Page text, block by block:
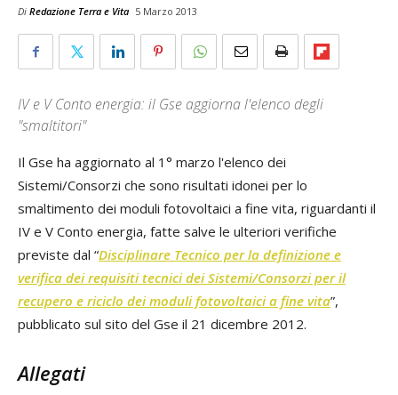
Di Redazione Terra e Vita 5 Marzo 2013
IV e V Conto energia: il Gse aggiorna l'elenco degli
"smaltitori"
Il Gse ha aggiornato al 1° marzo l'elenco dei
Sistemi/Consorzi che sono risultati idonei per lo
smaltimento dei moduli fotovoltaici a fine vita, riguardanti il
IV e V Conto energia, fatte salve le ulteriori verifiche
previste dal “Disciplinare Tecnico per la definizione e
verifica dei requisiti tecnici dei Sistemi/Consorzi per il
recupero e riciclo dei moduli fotovoltaici a fine vita”,
pubblicato sul sito del Gse il 21 dicembre 2012.
Allegati